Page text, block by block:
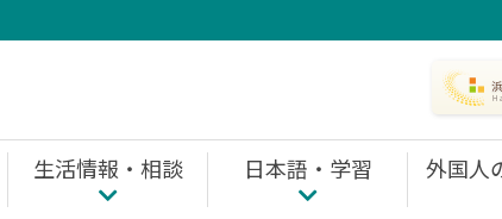
生活情報・相談 日本語・学習 外国人